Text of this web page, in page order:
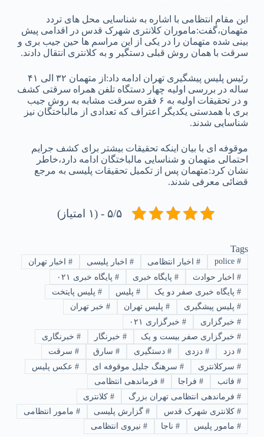
این مقام انتظامی با اشاره به شناسایی محل های تردد
متهمان،گفت:ماموران کلانتری شهرک قدس در اقدامی پیش
بینی شده متهمان را در یکی از این مراسم ها حین جیب بری و
سرقت با همان روش قبلی دستگیر و به کلانتری انتقال دادند.
رئیس پلیس پیشگیری تهران ادامه داد:از متهمان ۳۲ الی ۴۱
ساله در بررسی اولیه چهار دستگاه تلفن همراه سرقتی کشف
و در تحقیقات اولیه به ۶ فقره سرقت مشابه به روش جیب
بری با همدستی یکدیگر اعتراف که تعدادی از مالباختگان نیز
شناسایی شدند.
موقوفه ای با بیان اینکه تحقیقات بیشتر برای کشف جرایم
احتمالی متهمان و شناسایی مالباختگان ادامه دارد،خاطر
نشان کرد:متهمان پس از تکمیل تحقیقات پلیسی به مرجع
قضائی معرفی شدند.
۵/۵ - (۱ امتیاز)
Tags
#
police
#اخبار انتظامی # اخبار پلیسی # اخبار تهران
#اخبار حوادث #پایگاه خبری # پایگاه خبری ۰۲۱
#پایگاه خبری صفر دو یک #پلیس # پلیس پایتخت
#پلیس پیشگیری #پلیس تهران # خبر تهران
#خبرگزاری #خبرگزاری ۰۲۱
#خبرگزاری صفر بیست و یک #خبرنگار # خبرنگاری
#دزد #دزدی # دستگیری # سارق #سرقت
#سرکلانتری #سرهنگ جلیل موقوفه ای # عکس پلیس
#فاتب #فراجا # فرماندهی انتظامی
#فرماندهی انتظامی تهران بزرگ #کلانتری
#کلانتری شهرک قدس #گزارش پلیسی # مامور انتظامی
#مامور پلیس #ناجا # نیروی انتظامی